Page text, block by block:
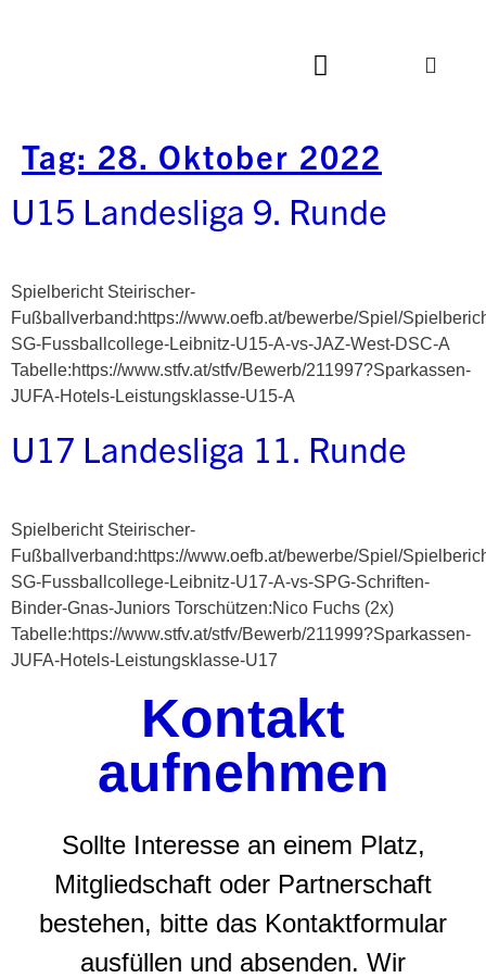
Tag: 28. Oktober 2022
U15 Landesliga 9. Runde
Spielbericht Steirischer-
Fußballverband:https://www.oefb.at/bewerbe/Spiel/
SG-Fussballcollege-Leibnitz-U15-A-vs-JAZ-West-DSC-A
Tabelle:https://www.stfv.at/stfv/Bewerb/211997?Sparkassen-
JUFA-Hotels-Leistungsklasse-U15-A
U17 Landesliga 11. Runde
Spielbericht Steirischer-
Fußballverband:https://www.oefb.at/bewerbe/Spiel/
SG-Fussballcollege-Leibnitz-U17-A-vs-SPG-Schriften-
Binder-Gnas-Juniors Torschützen:Nico Fuchs (2x)
Tabelle:https://www.stfv.at/stfv/Bewerb/211999?Sparkassen-
JUFA-Hotels-Leistungsklasse-U17
Kontakt
aufnehmen
Sollte Interesse an einem Platz,
Mitgliedschaft oder Partnerschaft
bestehen, bitte das Kontaktformular
ausfüllen und absenden. Wir